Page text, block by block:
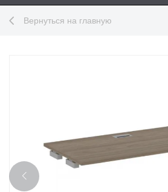
Вернуться на главную